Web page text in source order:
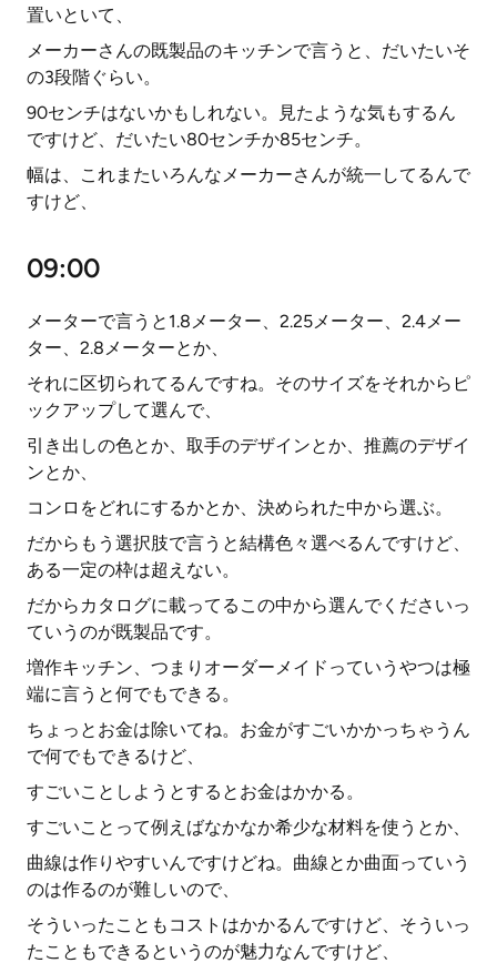
置いといて、
メーカーさんの既製品のキッチンで言うと、だいたいそ
の3段階ぐらい。
90センチはないかもしれない。見たような気もするん
ですけど、だいたい80センチか85センチ。
幅は、これまたいろんなメーカーさんが統一してるんで
すけど、
09:00
メーターで言うと1.8メーター、2.25メーター、2.4メー
ター、2.8メーターとか、
それに区切られてるんですね。そのサイズをそれからピ
ックアップして選んで、
引き出しの色とか、取手のデザインとか、推薦のデザイ
ンとか、
コンロをどれにするかとか、決められた中から選ぶ。
だからもう選択肢で言うと結構色々選べるんですけど、
ある一定の枠は超えない。
だからカタログに載ってるこの中から選んでくださいっ
ていうのが既製品です。
増作キッチン、つまりオーダーメイドっていうやつは極
端に言うと何でもできる。
ちょっとお金は除いてね。お金がすごいかかっちゃうん
で何でもできるけど、
すごいことしようとするとお金はかかる。
すごいことって例えばなかなか希少な材料を使うとか、
曲線は作りやすいんですけどね。曲線とか曲面っていう
のは作るのが難しいので、
そういったこともコストはかかるんですけど、そういっ
たこともできるというのが魅力なんですけど、